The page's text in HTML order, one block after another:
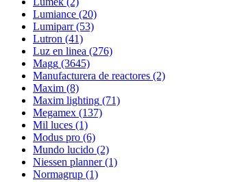
Lumiance (20)
Lumiparr (53)
Lutron (41)
Luz en linea (276)
Magg (3645)
Manufacturera de reactores (2)
Maxim (8)
Maxim lighting (71)
Megamex (137)
Mil luces (1)
Modus pro (6)
Mundo lucido (2)
Niessen planner (1)
Normagrup (1)